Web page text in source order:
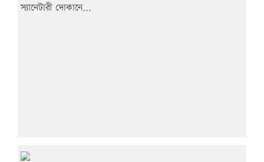
স্যানেটারী দোকানে...